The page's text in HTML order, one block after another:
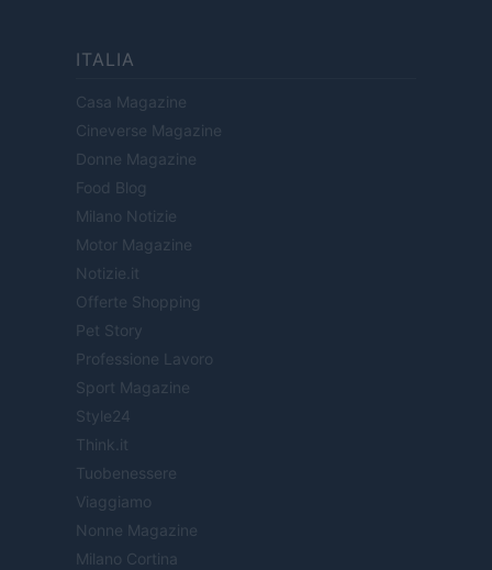
ITALIA
Casa Magazine
Cineverse Magazine
Donne Magazine
Food Blog
Milano Notizie
Motor Magazine
Notizie.it
Offerte Shopping
Pet Story
Professione Lavoro
Sport Magazine
Style24
Think.it
Tuobenessere
Viaggiamo
Nonne Magazine
Milano Cortina